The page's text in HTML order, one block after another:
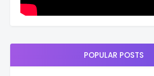
POPULAR POSTS